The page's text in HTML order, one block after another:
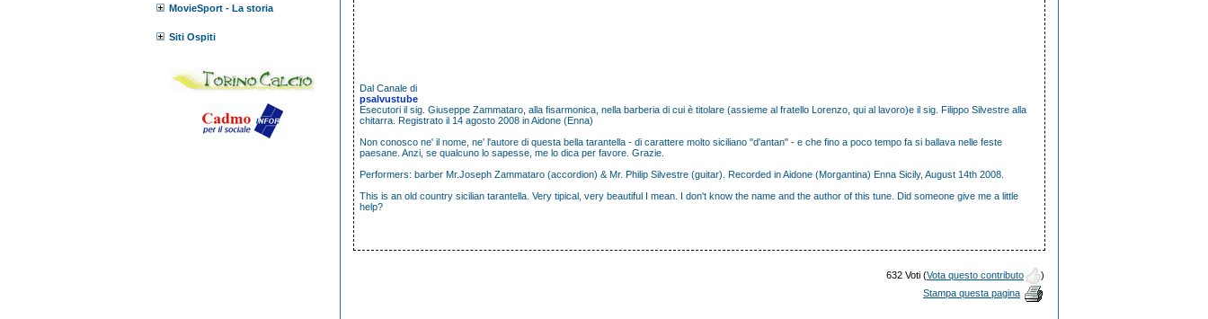
MovieSport - La storia
Siti Ospiti
Dal Canale di
psalvustube
Esecutori il sig. Giuseppe Zammataro, alla fisarmonica, nella barberia di cui è titolare (assieme al fratello Lorenzo, qui al lavoro)e il sig. Filippo Silvestre alla
chitarra. Registrato il 14 agosto 2008 in Aidone (Enna)
Non conosco ne' il nome, ne' l'autore di questa bella tarantella - di carattere molto siciliano "d'antan" - e che fino a poco tempo fa si ballava nelle feste
paesane. Anzi, se qualcuno lo sapesse, me lo dica per favore. Grazie.
Performers: barber Mr.Joseph Zammataro (accordion) & Mr. Philip Silvestre (guitar). Recorded in Aidone (Morgantina) Enna Sicily, August 14th 2008.
This is an old country sicilian tarantella. Very tipical, very beautiful I mean. I don't know the name and the author of this tune. Did someone give me a little
help?
632 Voti (Vota questo contributo
)
Stampa questa pagina